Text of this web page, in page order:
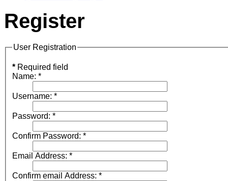
Register
User Registration
* Required field
Name: *
Username: *
Password: *
Confirm Password: *
Email Address: *
Confirm email Address: *